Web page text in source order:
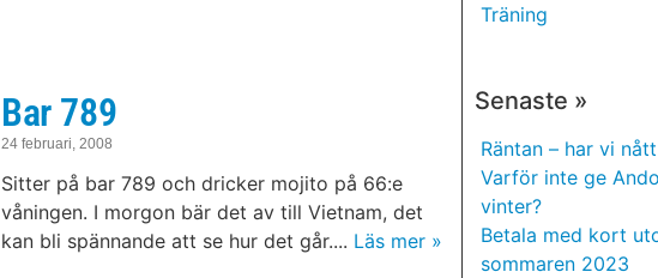
Bar 789
24 februari, 2008
Sitter på bar 789 och dricker mojito på 66:e
våningen. I morgon bär det av till Vietnam, det
kan bli spännande att se hur det går.... Läs mer »
Träning
Senaste »
Räntan – har vi
Varför inte ge
vinter?
Betala med kort
sommaren 2023